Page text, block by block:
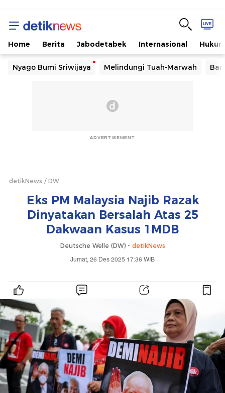
Home Berita Jabodetabek Internasional Hukum
Nyago Bumi Sriwijaya Melindungi Tuah-Marwah
ADVERTISEMENT
detikNews DW
Eks PM Malaysia Najib Razak
Dinyatakan Bersalah Atas 25
Dakwaan Kasus 1MDB
Deutsche Welle (DW) - detikNews
Jumat, 26 Des 2025 17:36 WIB